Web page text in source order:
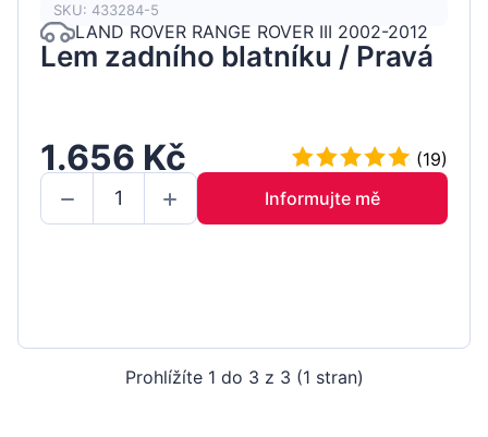
SKU: 433284-5
LAND ROVER RANGE ROVER III 2002-2012
Lem zadního blatníku / Pravá
1.656 Kč
(19)
Informujte mě
Prohlížíte 1 do 3 z 3 (1 stran)